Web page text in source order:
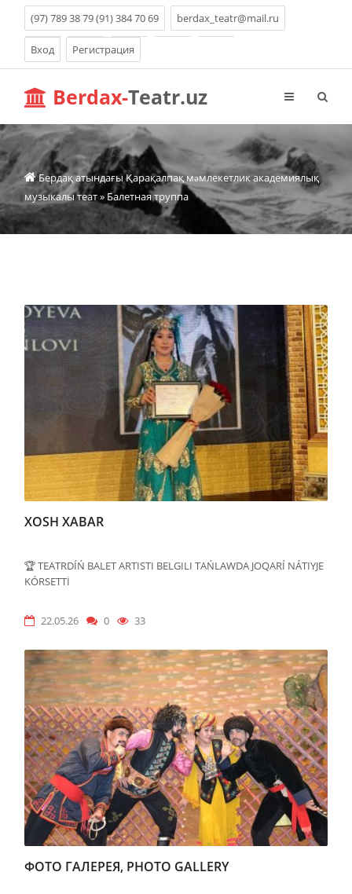
(97) 789 38 79 (91) 384 70 69 berdax_teatr@mail.ru
Вход Регистрация
Berdax-Teatr.uz
Бердақ атындағы Қарақалпақ мəмлекетлик академиялық
музыкалы теат» Балетная труппа
XOSH XABAR
🏆 TEATRDÍŃ BALET ARTISTI BELGILI TAŃLAWDA JOQARÍ NÁTIYJE
KÓRSETTİ
22.05.26 0 33
ФОТО ГАЛЕРЕЯ, PHOTO GALLERY